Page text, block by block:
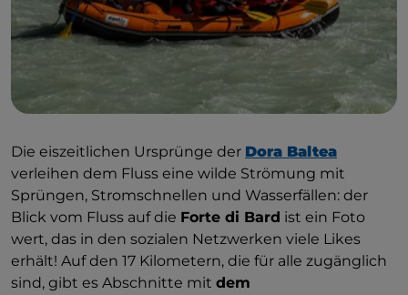
Die eiszeitlichen Ursprünge der Dora Baltea
verleihen dem Fluss eine wilde Strömung mit
Sprüngen, Stromschnellen und Wasserfällen: der
Blick vom Fluss auf die Forte di Bard ist ein Foto
wert, das in den sozialen Netzwerken viele Likes
erhält! Auf den 17 Kilometern, die für alle zugänglich
sind, gibt es Abschnitte mit dem